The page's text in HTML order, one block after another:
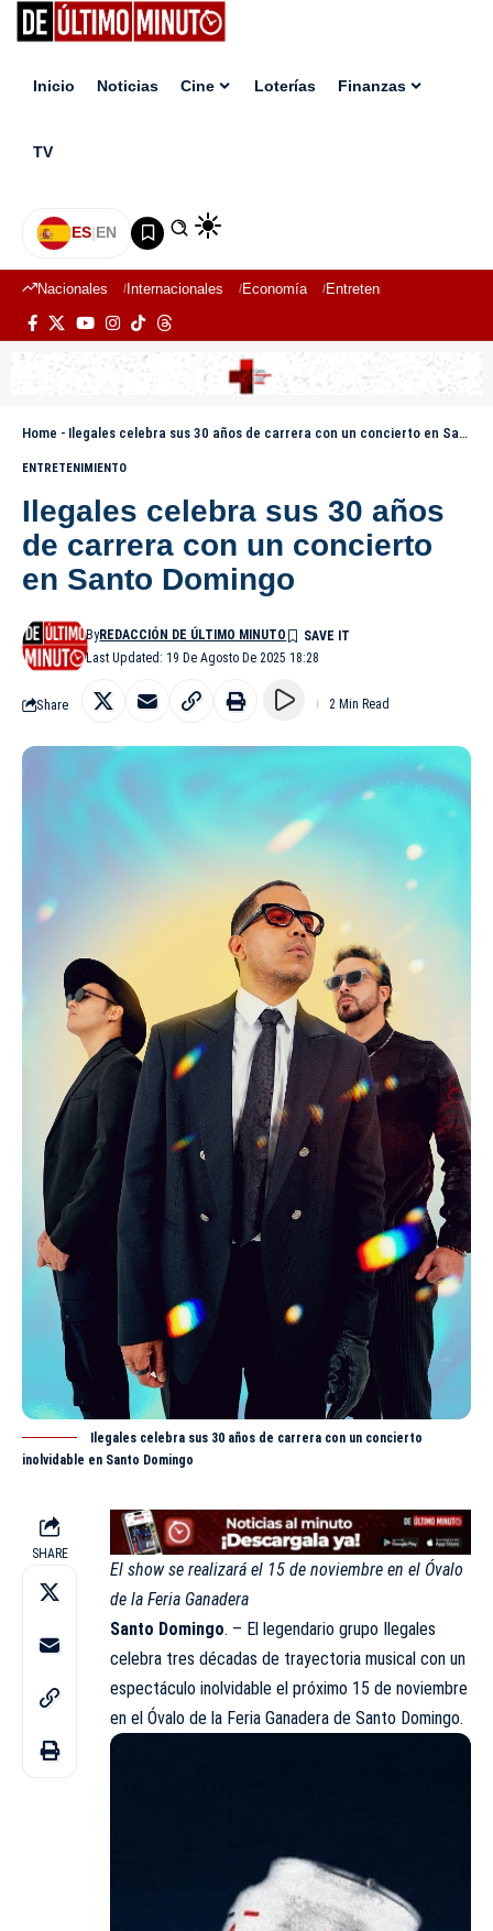
Inicio Noticias Cine Loterías Finanzas
TV
ES|EN
Nacionales Internacionales Economía Entretenimiento
Home - Ilegales celebra sus 30 años de carrera con un concierto en Santo Domingo
ENTRETENIMIENTO
Ilegales celebra sus 30 años
de carrera con un concierto
en Santo Domingo
Last Updated: 19 De Agosto De 2025 18:28
ByREDACCIÓN DE ÚLTIMO MINUTO
Share 2 Min Read
Ilegales celebra sus 30 años de carrera con un concierto
inolvidable en Santo Domingo
SHARE
El show se realizará el 15 de noviembre en el Óvalo
de la Feria Ganadera
Santo Domingo. – El legendario grupo Ilegales
celebra tres décadas de trayectoria musical con un
espectáculo inolvidable el próximo 15 de noviembre
en el Óvalo de la Feria Ganadera de Santo Domingo.